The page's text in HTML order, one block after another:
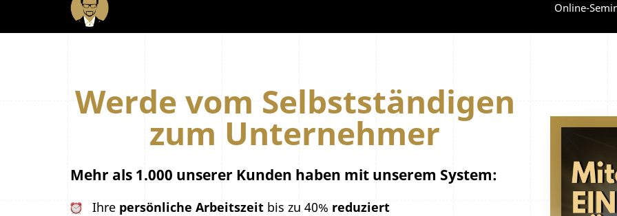
Online-
Werde vom Selbstständigen
zum Unternehmer
Mehr als 1.000 unserer Kunden haben mit unserem System:
Ihre persönliche Arbeitszeit bis zu 40% reduziert